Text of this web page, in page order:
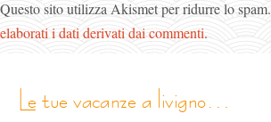
Questo sito utilizza Akismet per ridurre lo spam.
elaborati i dati derivati dai commenti.
le tue vacanze a livigno…